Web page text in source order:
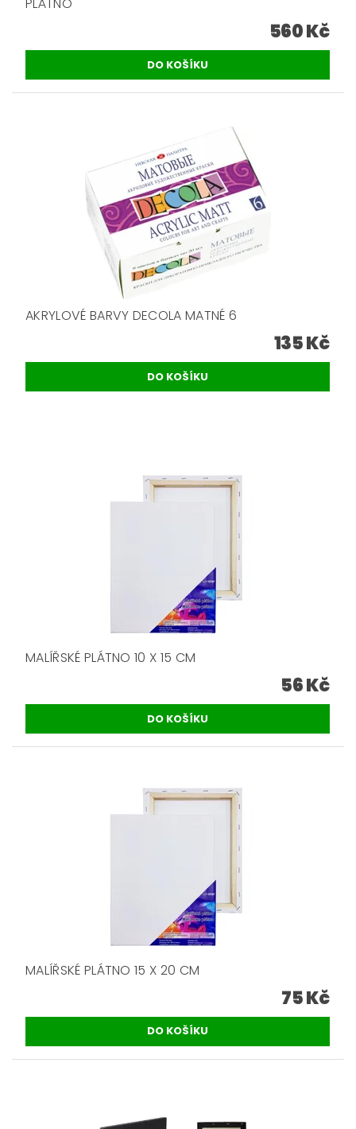
PLÁTNO
560 Kč
AKRYLOVÉ BARVY DECOLA MATNÉ 6
135 Kč
MALÍŘSKÉ PLÁTNO 10 X 15 CM
56 Kč
MALÍŘSKÉ PLÁTNO 15 X 20 CM
75 Kč